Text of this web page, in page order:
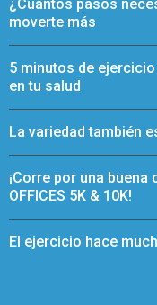
¿Cuántos pasos
moverte más
5 minutos de
en tu salud
La variedad también
¡Corre por una buena
OFFICES 5K & 10K!
El ejercicio hace